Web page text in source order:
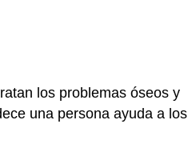
los problemas óseos y
una persona ayuda a los